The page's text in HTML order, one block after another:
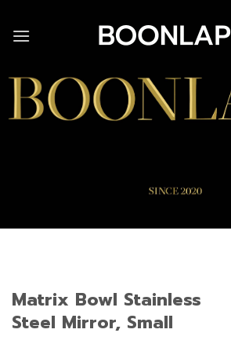
content
Matrix Bowl Stainless
Steel Mirror, Small